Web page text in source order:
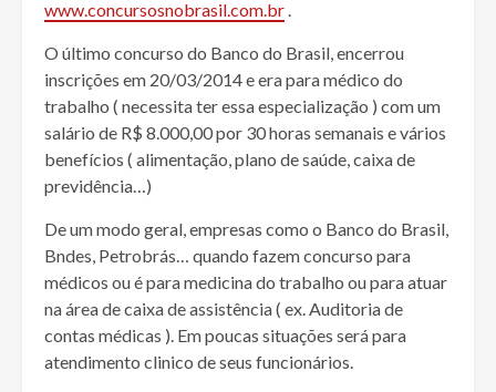
www.concursosnobrasil.com.br .
O último concurso do Banco do Brasil, encerrou
inscrições em 20/03/2014 e era para médico do
trabalho ( necessita ter essa especialização ) com um
salário de R$ 8.000,00 por 30 horas semanais e vários
benefícios ( alimentação, plano de saúde, caixa de
previdência…)
De um modo geral, empresas como o Banco do Brasil,
Bndes, Petrobrás… quando fazem concurso para
médicos ou é para medicina do trabalho ou para atuar
na área de caixa de assistência ( ex. Auditoria de
contas médicas ). Em poucas situações será para
atendimento clinico de seus funcionários.